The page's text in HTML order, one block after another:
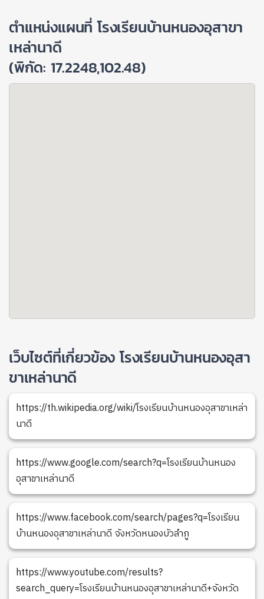
ตำแหน่งแผนที่ โรงเรียนบ้านหนองอุสาขา
เหล่านาดี
(พิกัด: 17.2248,102.48)
เว็บไซต์ที่เกี่ยวข้อง โรงเรียนบ้านหนองอุสา
ขาเหล่านาดี
https://th.wikipedia.org/wiki/โรงเรียนบ้านหนองอุสาขาเหล่า
นาดี
https://www.google.com/search?q=โรงเรียนบ้านหนอง
อุสาขาเหล่านาดี
https://www.facebook.com/search/pages?q=โรงเรียน
บ้านหนองอุสาขาเหล่านาดี จังหวัดหนองบัวลำภู
https://www.youtube.com/results?
search_query=โรงเรียนบ้านหนองอุสาขาเหล่านาดี+จังหวัด